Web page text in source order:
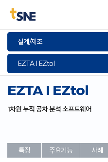
설계/제조
EZTA I EZtol
EZTA I EZtol
1차원 누적 공차 분석 소프트웨어
특징 주요기능 사례